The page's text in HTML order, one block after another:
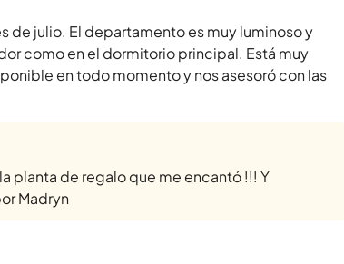
de julio. El departamento es muy luminoso y
como en el dormitorio principal. Está muy
en todo momento y nos asesoró con las
planta de regalo que me encantó !!! Y
Madryn